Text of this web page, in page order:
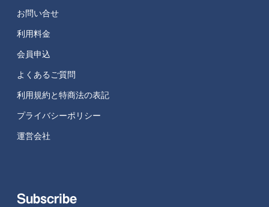
お問い合せ
利用料金
会員申込
よくあるご質問
利用規約と特商法の表記
プライバシーポリシー
運営会社
Subscribe